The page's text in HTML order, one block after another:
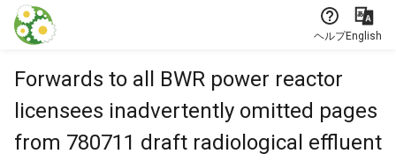
本文に飛ぶ
ヘルプEnglish
Forwards to all BWR power reactor
licensees inadvertently omitted pages
from 780711 draft radiological effluent